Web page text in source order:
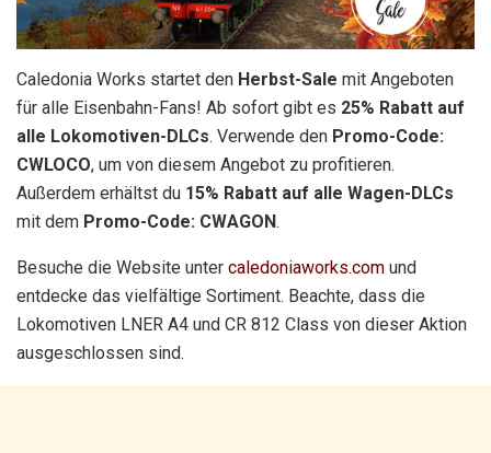
Caledonia Works startet den Herbst-Sale mit Angeboten
für alle Eisenbahn-Fans! Ab sofort gibt es 25% Rabatt auf
alle Lokomotiven-DLCs. Verwende den Promo-Code:
CWLOCO, um von diesem Angebot zu profitieren.
Außerdem erhältst du 15% Rabatt auf alle Wagen-DLCs
mit dem Promo-Code: CWAGON.
Besuche die Website unter caledoniaworks.com und
entdecke das vielfältige Sortiment. Beachte, dass die
Lokomotiven LNER A4 und CR 812 Class von dieser Aktion
ausgeschlossen sind.